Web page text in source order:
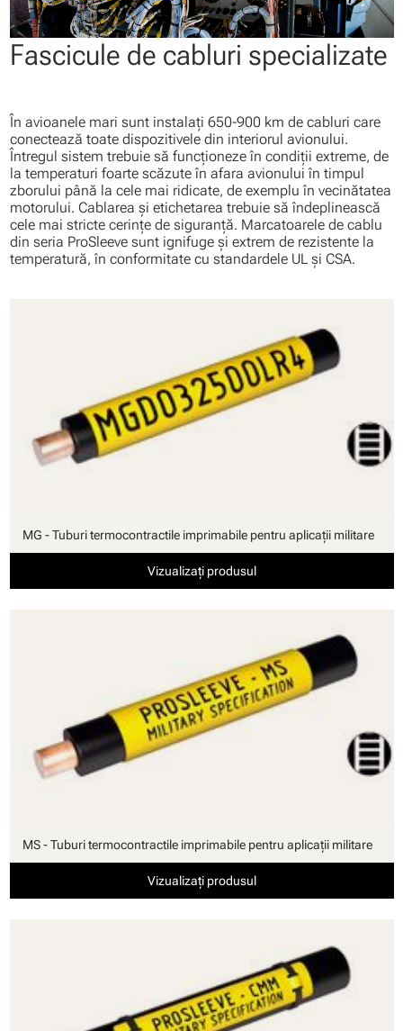
Fascicule de cabluri specializate
În avioanele mari sunt instalaţi 650-900 km de cabluri care
conectează toate dispozitivele din interiorul avionului.
Întregul sistem trebuie să funcţioneze în condiţii extreme, de
la temperaturi foarte scăzute în afara avionului în timpul
zborului până la cele mai ridicate, de exemplu în vecinătatea
motorului. Cablarea şi etichetarea trebuie să îndeplinească
cele mai stricte cerinţe de siguranţă. Marcatoarele de cablu
din seria ProSleeve sunt ignifuge şi extrem de rezistente la
temperatură, în conformitate cu standardele UL şi CSA.
MG - Tuburi termocontractile imprimabile pentru aplicaţii militare
Vizualizați produsul
MS - Tuburi termocontractile imprimabile pentru aplicaţii militare
Vizualizați produsul